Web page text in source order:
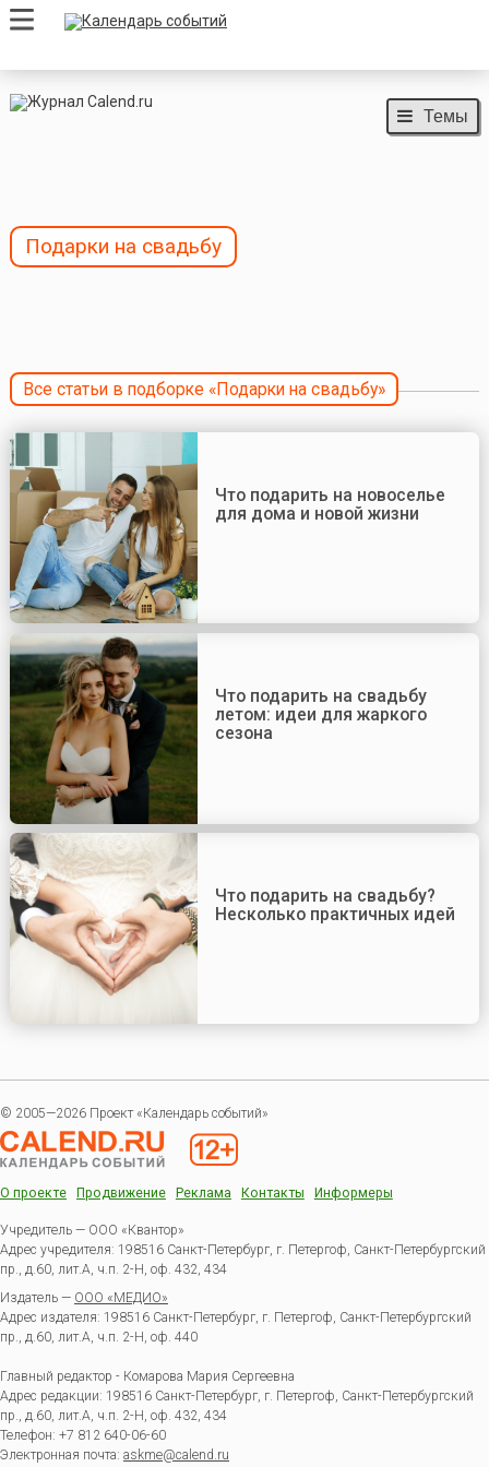
Темы
Подарки на свадьбу
Все статьи в подборке «Подарки на свадьбу»
Что подарить на новоселье
для дома и новой жизни
Что подарить на свадьбу
летом: идеи для жаркого
сезона
Что подарить на свадьбу?
Несколько практичных идей
© 2005—2026 Проект «Календарь событий»
О проекте Продвижение Реклама Контакты Информеры
Учредитель — ООО «Квантор»
Адрес учредителя: 198516 Санкт-Петербург, г. Петергоф, Санкт-Петербургский
пр., д.60, лит.А, ч.п. 2-Н, оф. 432, 434
Издатель — ООО «МЕДИО»
Адрес издателя: 198516 Санкт-Петербург, г. Петергоф, Санкт-Петербургский
пр., д.60, лит.А, ч.п. 2-Н, оф. 440
Главный редактор - Комарова Мария Сергеевна
Адрес редакции: 198516 Санкт-Петербург, г. Петергоф, Санкт-Петербургский
пр., д.60, лит.А, ч.п. 2-Н, оф. 432, 434
Телефон: +7 812 640-06-60
Электронная почта: askme@calend.ru